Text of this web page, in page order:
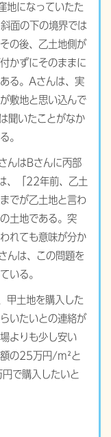
地になっていたた
面の下の境界では
の後、乙土地側が
かずにそのままに
る。Aさんは、実
敷地と思い込んで
聞いたことがなか
。
んはBさんに丙部
、「22年前、乙土
でが乙土地と言わ
土地である。突
れても意味が分か
んは、この問題を
いる。
甲土地を購入した
いたいとの連絡が
よりも少し安い
額の25万円/m²と
で購入したいと